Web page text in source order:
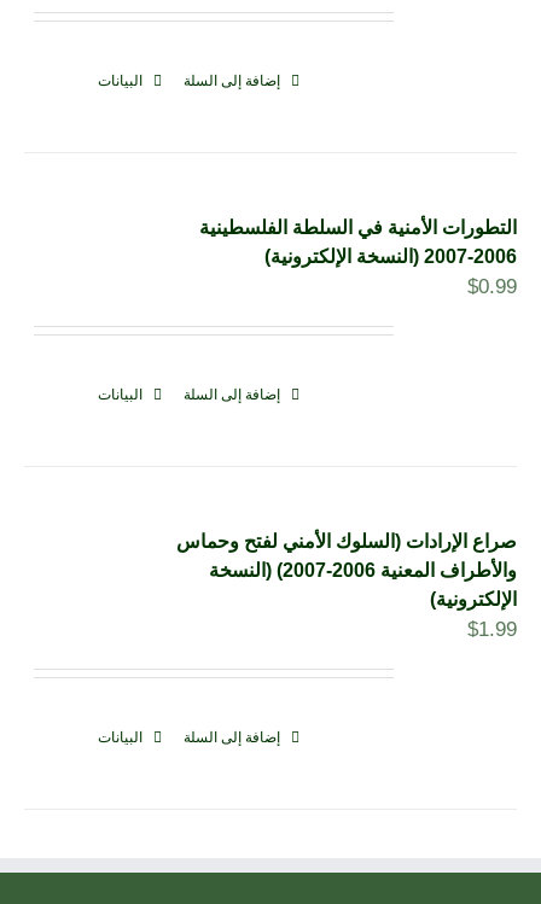
إضافة إلى السلة البيانات
التطورات الأمنية في السلطة الفلسطينية
2006-2007 (النسخة الإلكترونية)
$0.99
إضافة إلى السلة البيانات
صراع الإرادات (السلوك الأمني لفتح وحماس
والأطراف المعنية 2006-2007) (النسخة
الإلكترونية)
$1.99
إضافة إلى السلة البيانات